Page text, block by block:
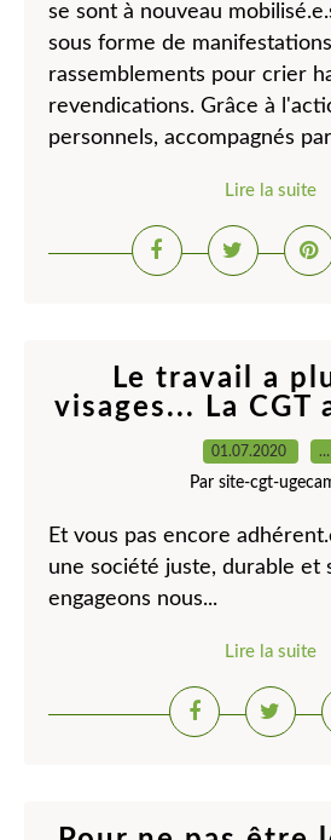
se sont à nouveau
sous forme de
rassemblements pour crier
revendications. Grâce à
personnels, accompagnés
Lire la suite
Le travail a
visages... La CGT
01.07.2020 …
Par site-cgt-
Et vous pas encore
une société juste, durable et
engageons nous...
Lire la suite